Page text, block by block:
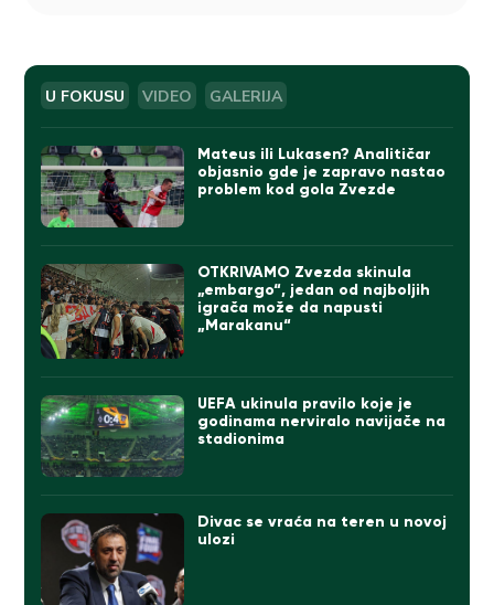
U FOKUSU VIDEO GALERIJA
Mateus ili Lukasen? Analitičar
objasnio gde je zapravo nastao
problem kod gola Zvezde
OTKRIVAMO Zvezda skinula
„embargo“, jedan od najboljih
igrača može da napusti
„Marakanu“
UEFA ukinula pravilo koje je
godinama nerviralo navijače na
stadionima
Divac se vraća na teren u novoj
ulozi